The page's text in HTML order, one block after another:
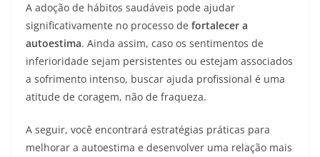
A adoção de hábitos saudáveis pode ajudar
significativamente no processo de fortalecer a
autoestima. Ainda assim, caso os sentimentos de
inferioridade sejam persistentes ou estejam associados
a sofrimento intenso, buscar ajuda profissional é uma
atitude de coragem, não de fraqueza.
A seguir, você encontrará estratégias práticas para
melhorar a autoestima e desenvolver uma relação mais